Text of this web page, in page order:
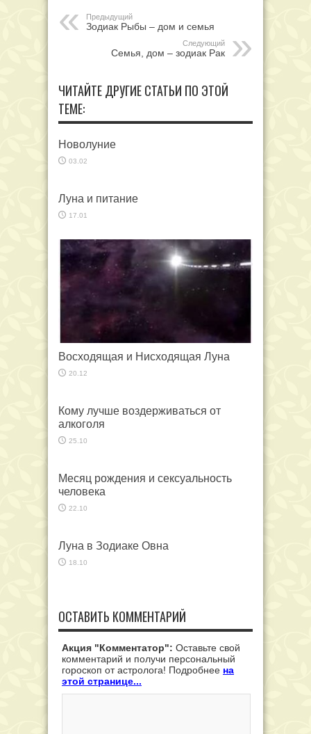
Предыдущий
Зодиак Рыбы – дом и семья
Следующий
Семья, дом – зодиак Рак
ЧИТАЙТЕ ДРУГИЕ СТАТЬИ ПО ЭТОЙ
ТЕМЕ:
Новолуние
03.02
Луна и питание
17.01
Восходящая и Нисходящая Луна
20.12
Кому лучше воздерживаться от
алкоголя
25.10
Месяц рождения и сексуальность
человека
22.10
Луна в Зодиаке Овна
18.10
ОСТАВИТЬ КОММЕНТАРИЙ
Акция "Комментатор": Оставьте свой
комментарий и получи персональный
гороскоп от астролога! Подробнее на
этой странице...